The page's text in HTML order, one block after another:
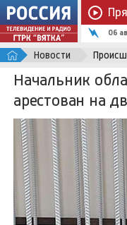
06
Новости
Начальник
арестован на